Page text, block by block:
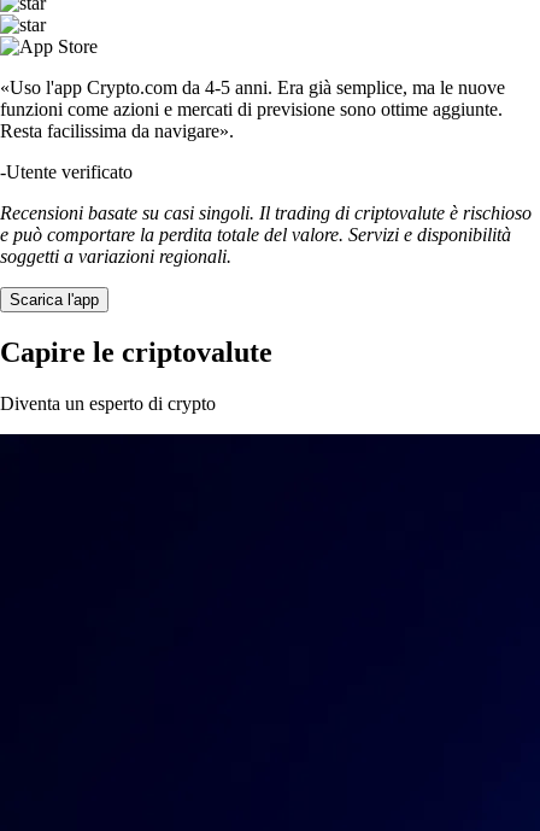
«Uso l'app Crypto.com da 4-5 anni. Era già semplice, ma le nuove
funzioni come azioni e mercati di previsione sono ottime aggiunte.
Resta facilissima da navigare».
-Utente verificato
Recensioni basate su casi singoli. Il trading di criptovalute è rischioso
e può comportare la perdita totale del valore. Servizi e disponibilità
soggetti a variazioni regionali.
Scarica l'app
Capire le criptovalute
Diventa un esperto di crypto